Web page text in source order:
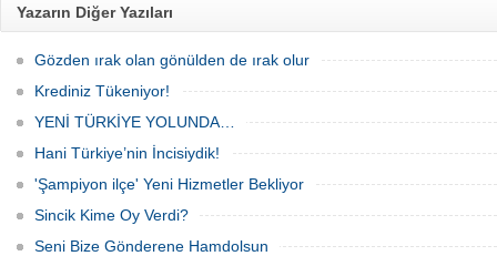
Yazarın Diğer Yazıları
Gözden ırak olan gönülden de ırak olur
Krediniz Tükeniyor!
YENİ TÜRKİYE YOLUNDA…
Hani Türkiye’nin İncisiydik!
'Şampiyon ilçe' Yeni Hizmetler Bekliyor
Sincik Kime Oy Verdi?
Seni Bize Gönderene Hamdolsun